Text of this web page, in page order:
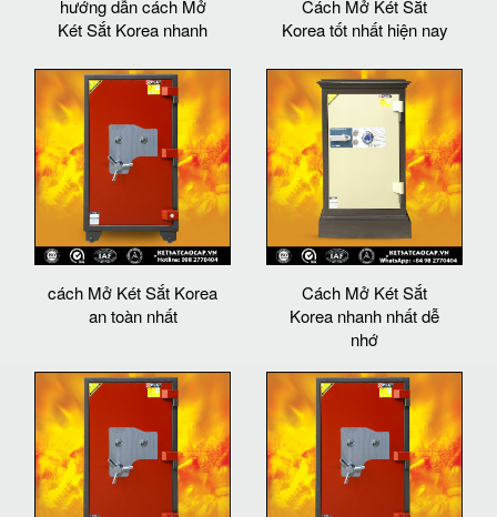
hướng dẫn cách Mở
Két Sắt Korea nhanh
Cách Mở Két Sắt
Korea tốt nhất hiện nay
cách Mở Két Sắt Korea
an toàn nhất
Cách Mở Két Sắt
Korea nhanh nhất dễ
nhớ